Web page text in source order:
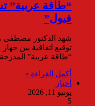
فيول”
شهد الدكتور مصطفى
توقيع اتفاقية بين
“طاقة عربية”
أكمل القراءة »
أخبار
يونيو 11, 2026
5